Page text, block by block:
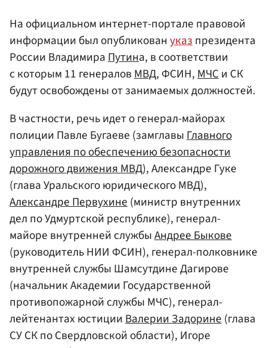
На официальном интернет-портале правовой
информации был опубликовануказпрезидента
России ВладимираПутина, в соответствии
с которым 11 генераловМВД, ФСИН,МЧСи СК
будут освобождены от занимаемых должностей.
В частности, речь идет о генерал-майорах
полиции Павле Бугаеве (замглавыГлавного
управления по обеспечению безопасности
дорожного движения МВД), Александре Гуке
(глава Уральского юридического МВД),
Александре Первухине(министр внутренних
дел по Удмуртской республике), генерал-
майоре внутренней службыАндрее Быкове
(руководитель НИИ ФСИН), генерал-полковнике
внутренней службы Шамсутдине Дагирове
(начальник Академии Государственной
противопожарной службы МЧС), генерал-
лейтенантах юстицииВалерии Задорине(глава
СУ СК по Свердловской области), Игоре